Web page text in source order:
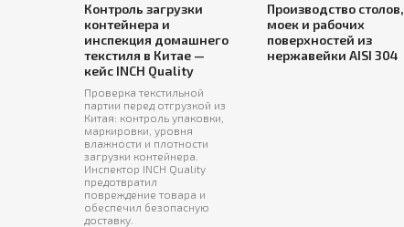
Контроль загрузки
контейнера и
инспекция домашнего
текстиля в Китае —
кейс INCH Quality
Проверка текстильной
партии перед отгрузкой из
Китая: контроль упаковки,
маркировки, уровня
влажности и плотности
загрузки контейнера.
Инспектор INCH Quality
предотвратил
повреждение товара и
обеспечил безопасную
доставку.
Производство столов,
моек и рабочих
поверхностей из
нержавейки AISI 304